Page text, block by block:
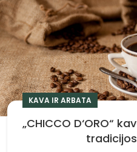
KAVA IR ARBATA
„CHICCO D‘ORO“
tradicijos